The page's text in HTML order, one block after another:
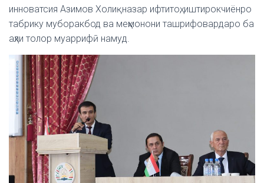
инноватсия Азимов Холиқназар ифтитоҳ, иштирокчиёнро
табрику муборакбод ва меҳмонони ташрифовардаро ба
аҳли толор муаррифӣ намуд.